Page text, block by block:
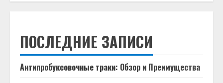
ПОСЛЕДНИЕ ЗАПИСИ
Антипробуксовочные траки: Обзор и Преимущества